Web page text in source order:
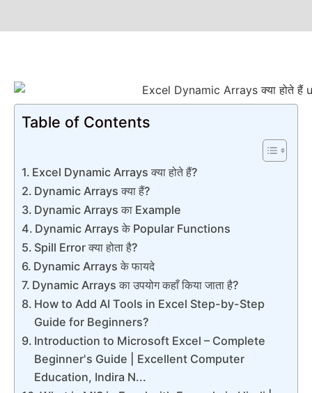
Table of Contents
Excel Dynamic Arrays क्या होते हैं?
Dynamic Arrays क्या हैं?
Dynamic Arrays का Example
Dynamic Arrays के Popular Functions
Spill Error क्या होता है?
Dynamic Arrays के फायदे
Dynamic Arrays का उपयोग कहाँ किया जाता है?
How to Add AI Tools in Excel Step-by-Step
Guide for Beginners?
Introduction to Microsoft Excel – Complete
Beginner's Guide | Excellent Computer
Education, Indira N...